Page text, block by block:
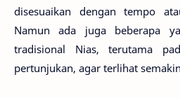
disesuaikan dengan tempo
Namun ada juga beberapa
tradisional Nias, terutama
pertunjukan, agar terlihat